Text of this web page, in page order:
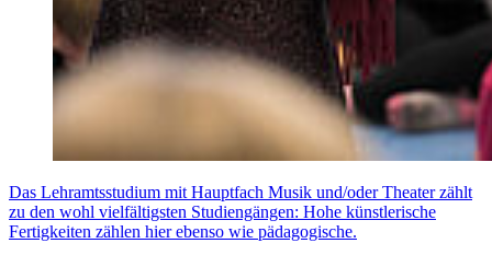
Das Lehramtsstudium mit Hauptfach Musik und/oder Theater zählt
zu den wohl vielfältigsten Studiengängen: Hohe künstlerische
Fertigkeiten zählen hier ebenso wie pädagogische.